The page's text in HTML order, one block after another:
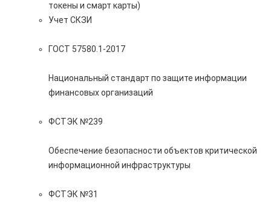
токены и смарт карты)
Учет СКЗИ
ГОСТ 57580.1-2017
Национальный стандарт по защите информации
финансовых организаций
ФСТЭК №239
Обеспечение безопасности объектов критической
информационной инфраструктуры
ФСТЭК №31